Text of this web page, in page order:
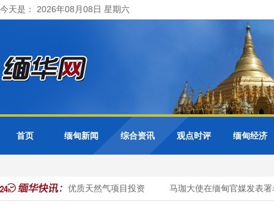
今天是： 2026年08月08日 星期六
首页 缅甸新闻 综合资讯 观点时评 缅甸经济
企业加大对缅优质天然气项目投资 马珈大使在缅甸官媒发表署